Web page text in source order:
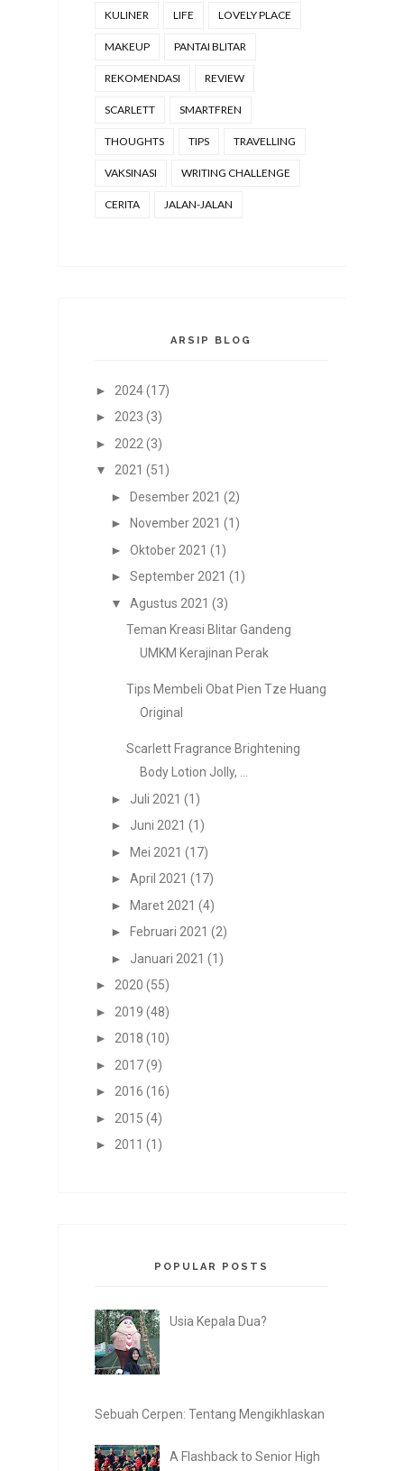
KULINER LIFE LOVELY PLACE
MAKEUP PANTAI BLITAR
REKOMENDASI REVIEW
SCARLETT SMARTFREN
THOUGHTS TIPS TRAVELLING
VAKSINASI WRITING CHALLENGE
CERITA JALAN-JALAN
ARSIP BLOG
► 2024(17)
► 2023 (3)
► 2022 (3)
▼
2021 (51)
►
Desember 2021 (2)
►
November 2021 (1)
► Oktober 2021 (1)
► September 2021 (1)
▼
Agustus 2021 (3)
Teman Kreasi Blitar Gandeng
UMKM Kerajinan Perak
Tips Membeli Obat Pien Tze Huang
Original
Scarlett Fragrance Brightening
Body Lotion Jolly, ...
► Juli 2021 (1)
► Juni 2021 (1)
►
Mei 2021 (17)
► April 2021 (17)
►
Maret 2021 (4)
►
Februari 2021 (2)
► Januari 2021 (1)
► 2020 (55)
► 2019 (48)
► 2018 (10)
► 2017(9)
► 2016 (16)
► 2015 (4)
► 2011 (1)
POPULAR POSTS
Usia Kepala Dua?
Sebuah Cerpen: Tentang Mengikhlaskan
A Flashback to Senior High